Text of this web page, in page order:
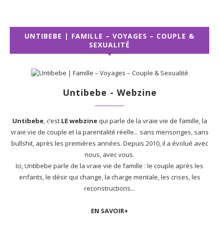
UNTIBEBE | FAMILLE – VOYAGES – COUPLE &
SEXUALITÉ
Untibebe - Webzine
Untibebe, c’est LE webzinequi parle de la vraie vie de famille, la
vraie vie de couple et la parentalité réelle... sans mensonges, sans
bullshit, après les premières années. Depuis 2010, il a évolué avec
nous, avec vous.
Ici, Untibebe parle de la vraie vie de famille : le couple après les
enfants, le désir qui change, la charge mentale, les crises, les
reconstructions...
EN SAVOIR+